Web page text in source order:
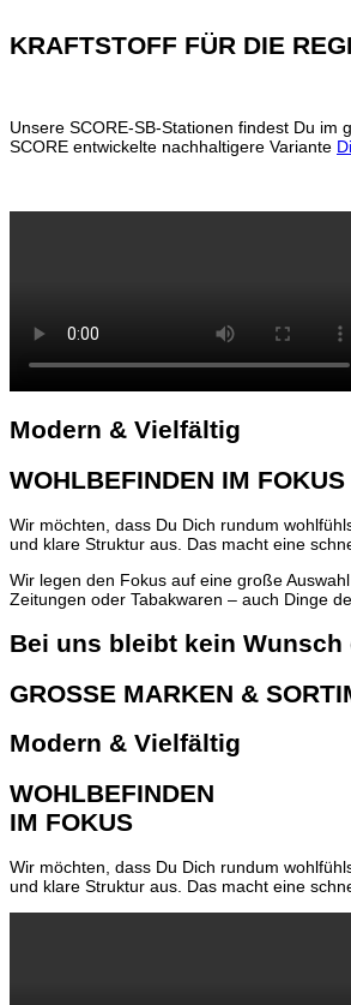
KRAFTSTOFF FÜR DIE
Unsere SCORE-SB-Stationen findest Du
SCORE entwickelte nachhaltigere Variante
Modern & Vielfältig
WOHLBEFINDEN IM FOKUS
Wir möchten, dass Du Dich rundum
und klare Struktur aus. Das macht eine
Wir legen den Fokus auf eine große
Zeitungen oder Tabakwaren – auch Dinge
Bei uns bleibt kein Wunsch
GROSSE MARKEN &
Modern & Vielfältig
WOHLBEFINDEN
IM FOKUS
Wir möchten, dass Du Dich rundum
und klare Struktur aus. Das macht eine